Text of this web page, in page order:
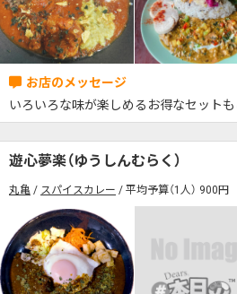
いろいろな味が楽しめるお得なセットも
遊心夢楽（ゆうしんむらく）
丸亀 スパイスカレー 平均予算（1人） 900円